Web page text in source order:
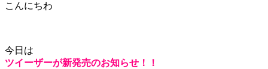
こんにちわ
今日は
ツイーザーが新発売のお知らせ！！